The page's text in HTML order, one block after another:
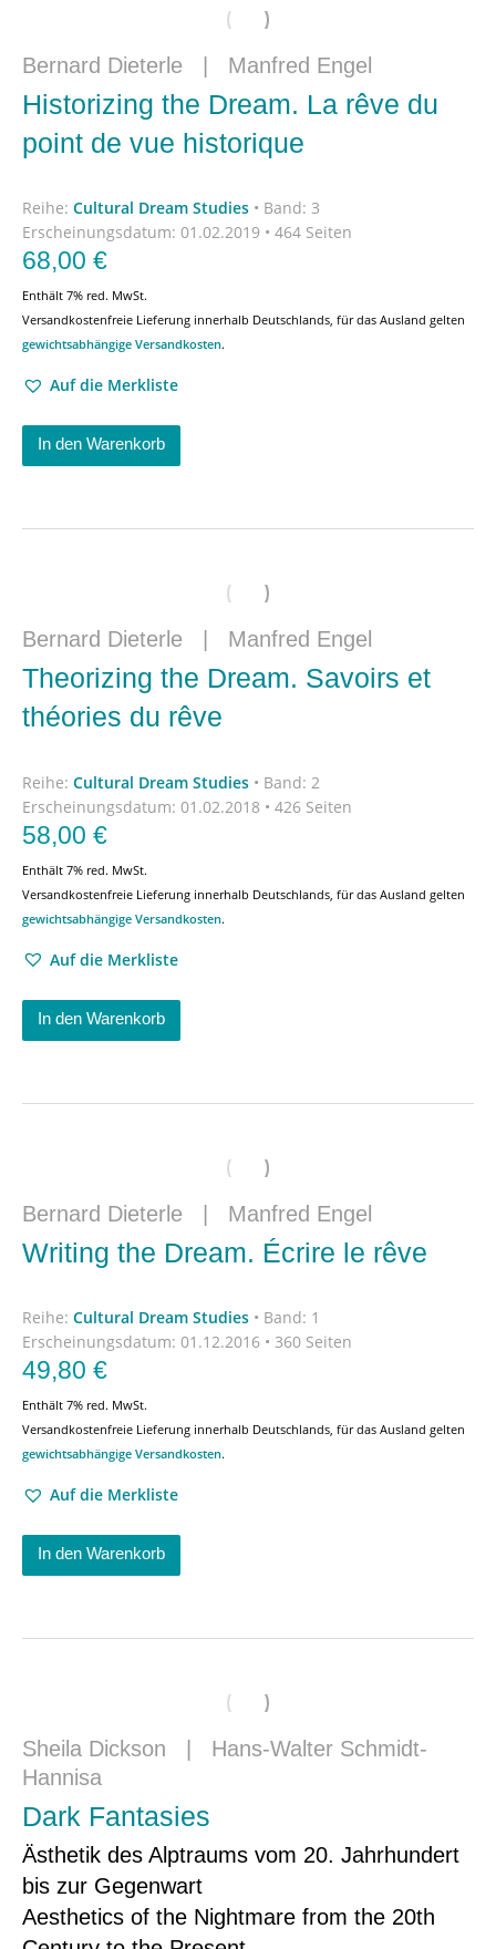
Bernard Dieterle | Manfred Engel
Historizing the Dream. La rêve du
point de vue historique
Reihe: Cultural Dream Studies • Band: 3
Erscheinungsdatum: 01.02.2019 • 464 Seiten
68,00 €
Enthält 7% red. MwSt.
Versandkostenfreie Lieferung innerhalb Deutschlands, für das Ausland gelten
gewichtsabhängige Versandkosten.
Auf die Merkliste
In den Warenkorb
Bernard Dieterle Manfred Engel
Theorizing the Dream. Savoirs et
théories du rêve
Reihe: Cultural Dream Studies • Band: 2
Erscheinungsdatum: 01.02.2018 • 426 Seiten
58,00 €
Enthält 7% red. MwSt.
Versandkostenfreie Lieferung innerhalb Deutschlands, für das Ausland gelten
gewichtsabhängige Versandkosten.
Auf die Merkliste
In den Warenkorb
Bernard Dieterle | Manfred Engel
Writing the Dream. Écrire le rêve
Reihe: Cultural Dream Studies • Band: 1
Erscheinungsdatum: 01.12.2016 • 360 Seiten
49,80 €
Enthält 7% red. MwSt.
Versandkostenfreie Lieferung innerhalb Deutschlands, für das Ausland gelten
gewichtsabhängige Versandkosten.
Auf die Merkliste
In den Warenkorb
Sheila Dickson
Hans-Walter Schmidt-
Hannisa
Dark Fantasies
Ästhetik des Alptraums vom 20. Jahrhundert
bis zur Gegenwart
Aesthetics of the Nightmare from the 20th